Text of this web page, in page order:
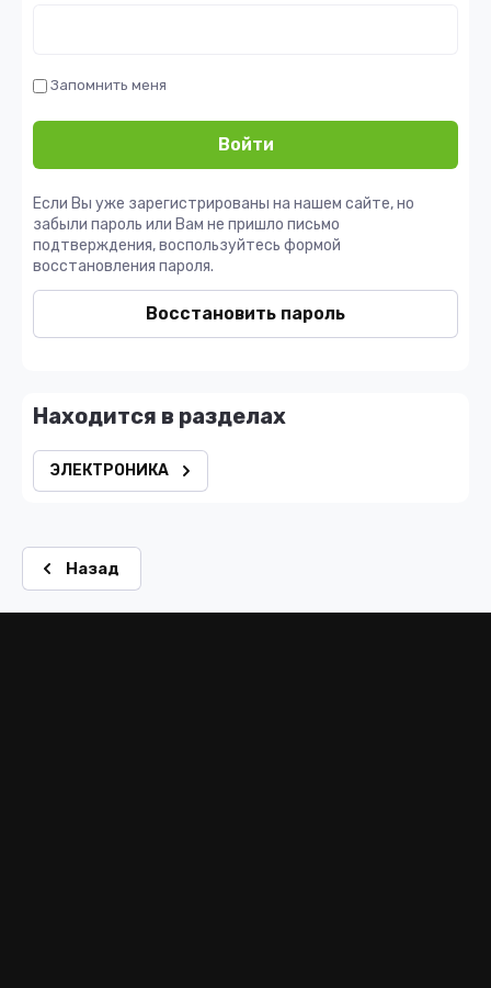
Запомнить меня
Войти
Если Вы уже зарегистрированы на нашем сайте, но
забыли пароль или Вам не пришло письмо
подтверждения, воспользуйтесь формой
восстановления пароля.
Восстановить пароль
Находится в разделах
ЭЛЕКТРОНИКА
Назад